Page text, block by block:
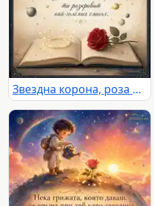
Звездна корона, роза и български надпис за Световния ден на Малкият принц